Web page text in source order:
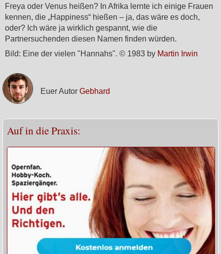
Freya oder Venus heißen? In Afrika lernte ich einige Frauen
kennen, die „Happiness“ hießen – ja, das wäre es doch,
oder? Ich wäre ja wirklich gespannt, wie die
Partnersuchenden diesen Namen finden würden.
Bild: Eine der vielen "Hannahs". © 1983 by Martin Irwin
Euer Autor Gebhard
Auf in die Praxis: